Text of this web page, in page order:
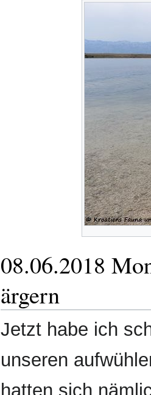
08.06.2018
ärgern
Jetzt habe ich
unseren
hatten sich